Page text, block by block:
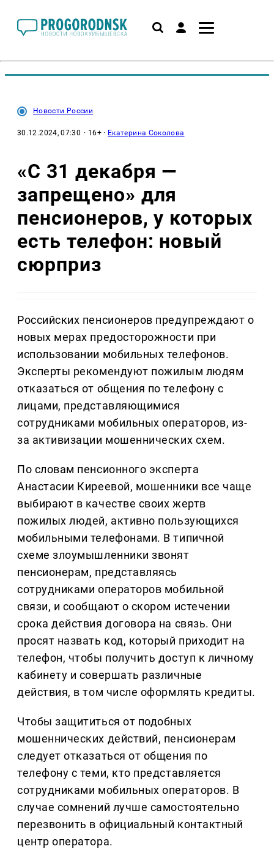
Новости России
30.12.2024, 07:30 · 16+ · Екатерина Соколова
«С 31 декабря —
запрещено» для
пенсионеров, у которых
есть телефон: новый
сюрприз
Российских пенсионеров предупреждают о
новых мерах предосторожности при
использовании мобильных телефонов.
Эксперты рекомендуют пожилым людям
отказаться от общения по телефону с
лицами, представляющимися
сотрудниками мобильных операторов, из-
за активизации мошеннических схем.
По словам пенсионного эксперта
Анастасии Киреевой, мошенники все чаще
выбирают в качестве своих жертв
пожилых людей, активно пользующихся
мобильными телефонами. В типичной
схеме злоумышленники звонят
пенсионерам, представляясь
сотрудниками операторов мобильной
связи, и сообщают о скором истечении
срока действия договора на связь. Они
просят назвать код, который приходит на
телефон, чтобы получить доступ к личному
кабинету и совершать различные
действия, в том числе оформлять кредиты.
Чтобы защититься от подобных
мошеннических действий, пенсионерам
следует отказаться от общения по
телефону с теми, кто представляется
сотрудниками мобильных операторов. В
случае сомнений лучше самостоятельно
перезвонить в официальный контактный
центр оператора.